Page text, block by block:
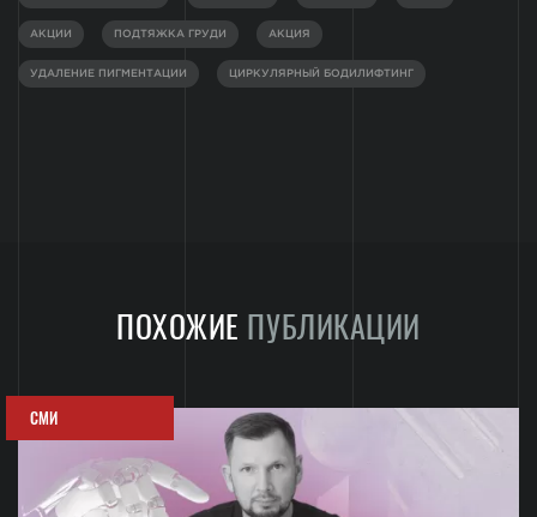
АКЦИИ ПОДТЯЖКА ГРУДИ АКЦИЯ
УДАЛЕНИЕ ПИГМЕНТАЦИИ ЦИРКУЛЯРНЫЙ БОДИЛИФТИНГ
ПОХОЖИЕ ПУБЛИКАЦИИ
СМИ